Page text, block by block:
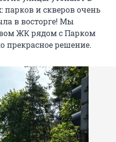
парков и скверов очень
в восторге! Мы
ЖК рядом с Парком
прекрасное решение.